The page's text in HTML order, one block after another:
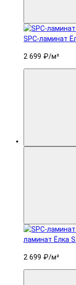
SPC-ламинат
2 699 ₽/м²
ламинат Ëлка
2 699 ₽/м²